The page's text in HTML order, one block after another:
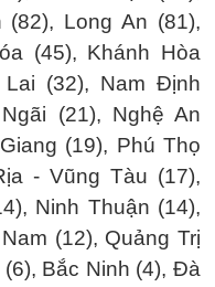
(82), Long An (81),
(45), Khánh Hòa
(32), Nam Định
(21), Nghệ An
(19), Phú Thọ
- Vũng Tàu (17),
Ninh Thuận (14),
(12), Quảng Trị
Bắc Ninh (4), Đà